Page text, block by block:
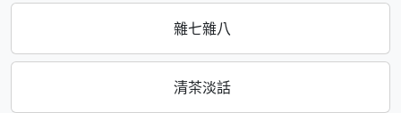
雜七雜八
清茶淡話